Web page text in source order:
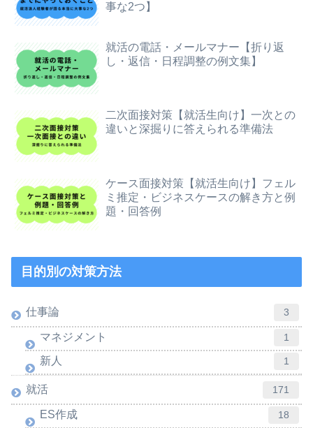
事な2つ】
就活の電話・メールマナー【折り返
し・返信・日程調整の例文集】
二次面接対策【就活生向け】一次との
違いと深掘りに答えられる準備法
ケース面接対策【就活生向け】フェル
ミ推定・ビジネスケースの解き方と例
題・回答例
目的別の対策方法
仕事論 3
マネジメント 1
新人 1
就活 171
ES作成 18